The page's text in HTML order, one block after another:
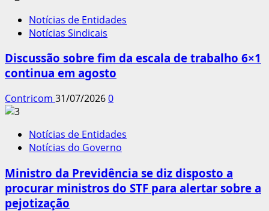
Notícias de Entidades
Notícias Sindicais
Discussão sobre fim da escala de trabalho 6×1
continua em agosto
Contricom 31/07/20260
Notícias de Entidades
Notícias do Governo
Ministro da Previdência se diz disposto a
procurar ministros do STF para alertar sobre a
pejotização